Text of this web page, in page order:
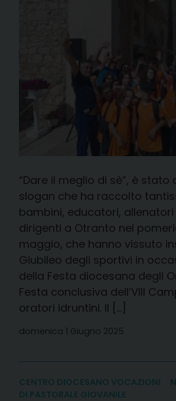
“Dare il meglio di sè”, è stato
slogan che ha raccolto
bambini, educatori,
dirigenti a Otranto nel
maggio, che hanno vissuto
Giubileo degli sportivi in
della Festa diocesana degli
Festa conclusiva dell’VIII
oratori idruntini. Il […]
domenica 1 Giugno 2025
CENTRO DIOCESANO VOCAZIONI
DI PASTORALE GIOVANILE